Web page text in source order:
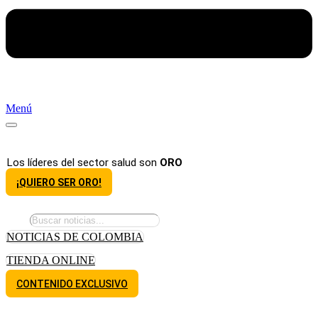
Menú
Los líderes del sector salud son ORO
¡QUIERO SER ORO!
NOTICIAS DE COLOMBIA
TIENDA ONLINE
CONTENIDO EXCLUSIVO